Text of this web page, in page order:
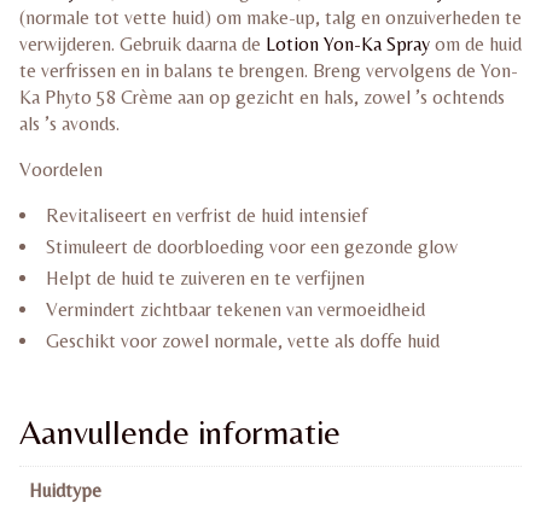
(normale tot vette huid) om make-up, talg en onzuiverheden te
verwijderen. Gebruik daarna de Lotion Yon-Ka Spray om de huid
te verfrissen en in balans te brengen. Breng vervolgens de Yon-
Ka Phyto 58 Crème aan op gezicht en hals, zowel ’s ochtends
als ’s avonds.
Voordelen
Revitaliseert en verfrist de huid intensief
Stimuleert de doorbloeding voor een gezonde glow
Helpt de huid te zuiveren en te verfijnen
Vermindert zichtbaar tekenen van vermoeidheid
Geschikt voor zowel normale, vette als doffe huid
Aanvullende informatie
Huidtype